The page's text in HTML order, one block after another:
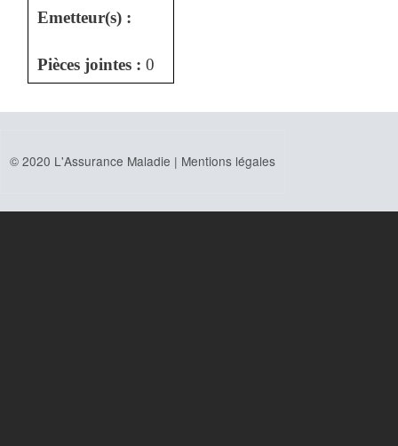
Emetteur(s) :
Pièces jointes : 0
© 2020 L'Assurance Maladie | Mentions légales